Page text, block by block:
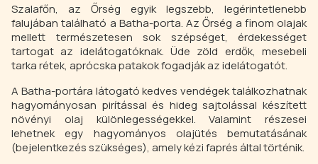
Szalafőn, az Őrség egyik legszebb, legérintetlenebb
falujában található a Batha-porta. Az Őrség a finom olajak
mellett természetesen sok szépséget, érdekességet
tartogat az idelátogatóknak. Üde zöld erdők, mesebeli
tarka rétek, aprócska patakok fogadják az idelátogatót.
A Batha-portára látogató kedves vendégek találkozhatnak
hagyományosan pirítással és hideg sajtolással készített
növényi olaj különlegességekkel. Valamint részesei
lehetnek egy hagyományos olajütés bemutatásának
(bejelentkezés szükséges), amely kézi faprés által történik.